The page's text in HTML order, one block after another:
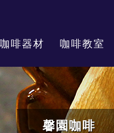
咖啡器材 咖啡教室
馨園咖啡